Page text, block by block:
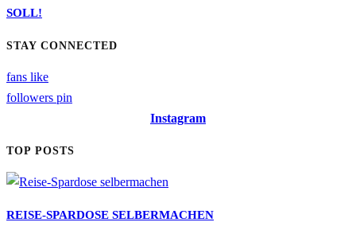
SOLL!
STAY CONNECTED
fans like
followers pin
Instagram
TOP POSTS
REISE-SPARDOSE SELBERMACHEN